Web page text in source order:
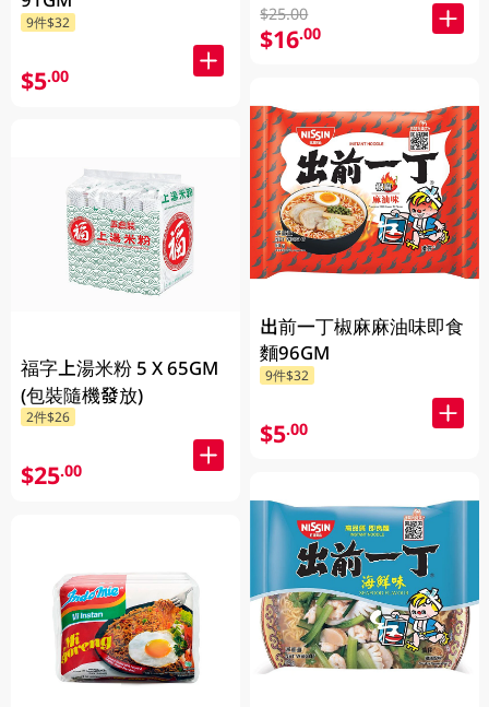
9件$32
$5.00
福字上湯米粉 5 X 65GM
(包裝隨機發放)
2件$26
$25.00
$25.00
$16.00
出前一丁椒麻麻油味即食
麵96GM
9件$32
$5.00